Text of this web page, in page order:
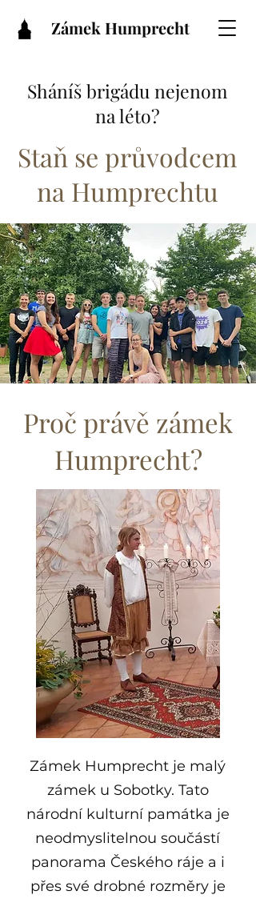
Zámek Humprecht
Sháníš brigádu nejenom
na léto?
Staň se průvodcem
na Humprechtu
Proč právě zámek
Humprecht?
Zámek Humprecht je malý
zámek u Sobotky. Tato
národní kulturní památka je
neodmyslitelnou součástí
panorama Českého ráje a i
přes své drobné rozměry je